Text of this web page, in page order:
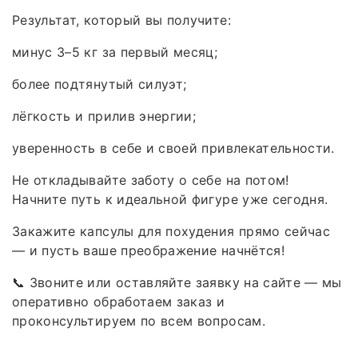
Результат, который вы получите:
минус 3–5 кг за первый месяц;
более подтянутый силуэт;
лёгкость и прилив энергии;
уверенность в себе и своей привлекательности.
Не откладывайте заботу о себе на потом!
Начните путь к идеальной фигуре уже сегодня.
Закажите капсулы для похудения прямо сейчас
— и пусть ваше преображение начнётся!
📞 Звоните или оставляйте заявку на сайте — мы
оперативно обработаем заказ и
проконсультируем по всем вопросам.